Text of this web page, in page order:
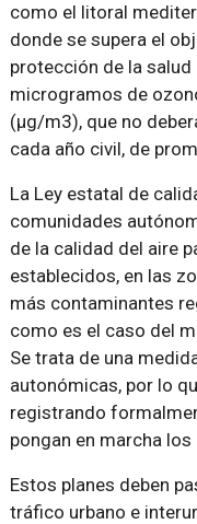
como el litoral
donde se supera el
protección de la
microgramos de
(μg/m3), que no
cada año civil, de
La Ley estatal de
comunidades
de la calidad del aire
establecidos, en las
más contaminantes
como es el caso del
Se trata de una
autonómicas, por lo
registrando
pongan en marcha
Estos planes deben
tráfico urbano e